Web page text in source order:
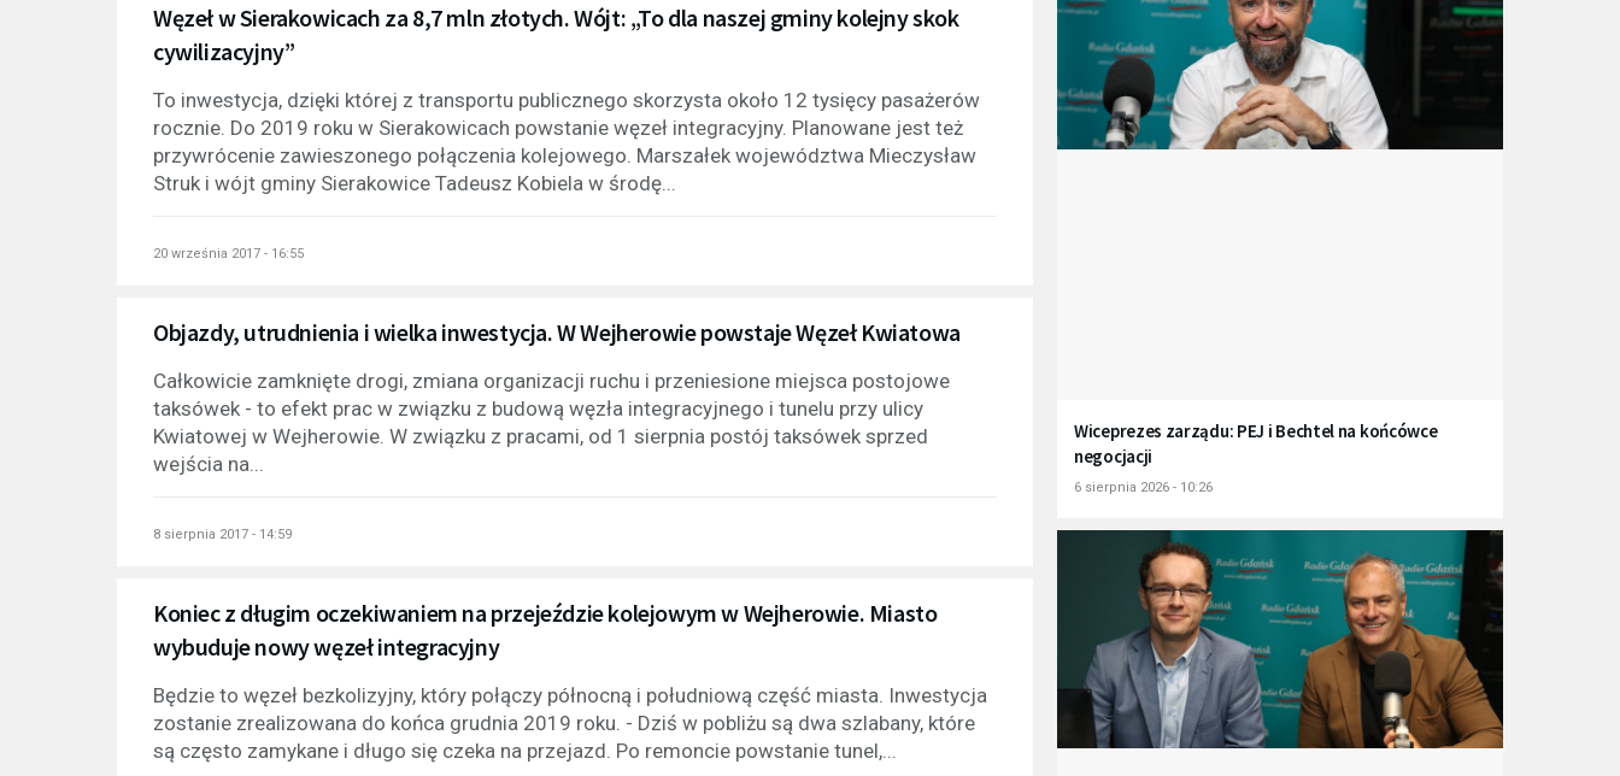
Węzeł w Sierakowicach za 8,7 mln złotych. Wójt: „To dla naszej gminy kolejny skok
cywilizacyjny”
To inwestycja, dzięki której z transportu publicznego skorzysta około 12 tysięcy pasażerów
rocznie. Do 2019 roku w Sierakowicach powstanie węzeł integracyjny. Planowane jest też
przywrócenie zawieszonego połączenia kolejowego. Marszałek województwa Mieczysław
Struk i wójt gminy Sierakowice Tadeusz Kobiela w środę...
20 września 2017 - 16:55
Objazdy, utrudnienia i wielka inwestycja. W Wejherowie powstaje Węzeł Kwiatowa
Całkowicie zamknięte drogi, zmiana organizacji ruchu i przeniesione miejsca postojowe
taksówek - to efekt prac w związku z budową węzła integracyjnego i tunelu przy ulicy
Kwiatowej w Wejherowie. W związku z pracami, od 1 sierpnia postój taksówek sprzed
wejścia na...
8 sierpnia 2017 - 14:59
Koniec z długim oczekiwaniem na przejeździe kolejowym w Wejherowie. Miasto
wybuduje nowy węzeł integracyjny
Będzie to węzeł bezkolizyjny, który połączy północną i południową część miasta. Inwestycja
zostanie zrealizowana do końca grudnia 2019 roku. - Dziś w pobliżu są dwa szlabany, które
są często zamykane i długo się czeka na przejazd. Po remoncie powstanie tunel,...
Wiceprezes zarządu: PEJ i Bechtel na końcówce
negocjacji
6 sierpnia 2026 - 10:26